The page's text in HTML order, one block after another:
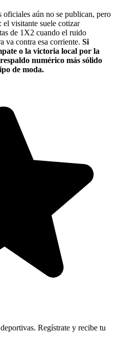
oficiales aún no se publican, pero
el visitante suele cotizar
de 1X2 cuando el ruido
va contra esa corriente. Si
o la victoria local por la
numérico más sólido
de moda.
Regístrate y recibe tu